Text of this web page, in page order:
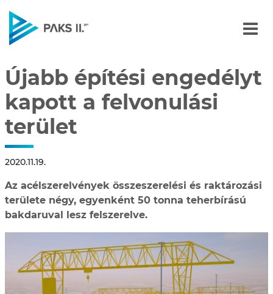
Újabb építési engedélyt
Újabb építési engedélyt
kapott a felvonulási
terület
2020.11.19.
Az acélszerelvények összeszerelési és raktározási
területe négy, egyenként 50 tonna teherbírású
bakdaruval lesz felszerelve.